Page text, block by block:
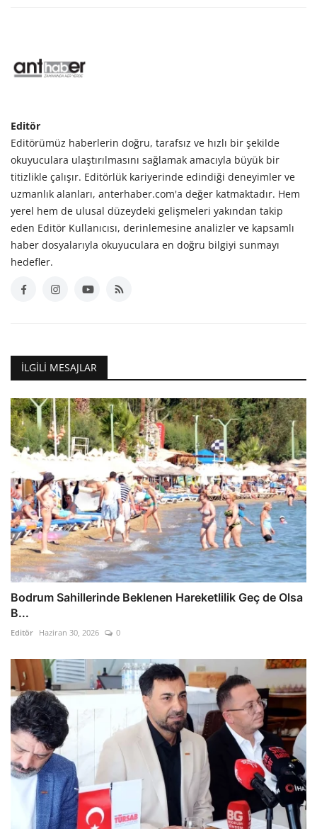
Editör
Editörümüz haberlerin doğru, tarafsız ve hızlı bir şekilde
okuyuculara ulaştırılmasını sağlamak amacıyla büyük bir
titizlikle çalışır. Editörlük kariyerinde edindiği deneyimler ve
uzmanlık alanları, anterhaber.com'a değer katmaktadır. Hem
yerel hem de ulusal düzeydeki gelişmeleri yakından takip
eden Editör Kullanıcısı, derinlemesine analizler ve kapsamlı
haber dosyalarıyla okuyuculara en doğru bilgiyi sunmayı
hedefler.
İLGILI MESAJLAR
Bodrum Sahillerinde Beklenen Hareketlilik Geç de Olsa
B...
Editör Haziran 30, 2026 0